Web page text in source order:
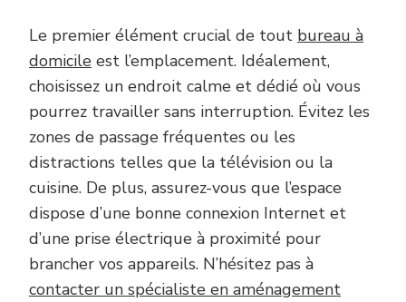
Le premier élément crucial de tout bureau à
domicile est l’emplacement. Idéalement,
choisissez un endroit calme et dédié où vous
pourrez travailler sans interruption. Évitez les
zones de passage fréquentes ou les
distractions telles que la télévision ou la
cuisine. De plus, assurez-vous que l’espace
dispose d’une bonne connexion Internet et
d’une prise électrique à proximité pour
brancher vos appareils. N’hésitez pas à
contacter un spécialiste en aménagement